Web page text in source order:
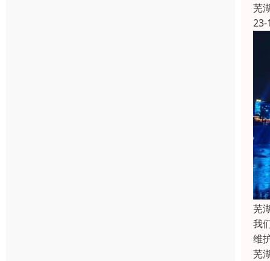
芜
23-
芜
我
维
芜